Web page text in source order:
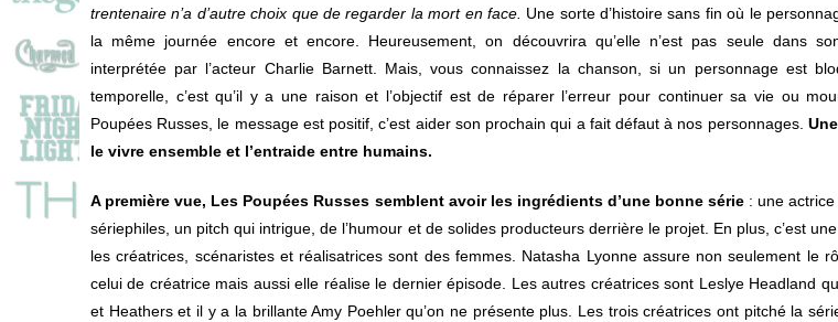
trentenaire n’a d’autre choix que de regarder la mort en face. Une sorte d’histoire sans fin où le
la même journée encore et encore. Heureusement, on découvrira qu’elle n’est pas seule dans
interprétée par l’acteur Charlie Barnett. Mais, vous connaissez la chanson, si un personnage est
temporelle, c’est qu’il y a une raison et l’objectif est de réparer l’erreur pour continuer sa vie ou
Poupées Russes, le message est positif, c’est aider son prochain qui a fait défaut à nos personnages.
le vivre ensemble et l’entraide entre humains.
A première vue, Les Poupées Russes semblent avoir les ingrédients d’une bonne série : une
sériephiles, un pitch qui intrigue, de l’humour et de solides producteurs derrière le projet. En plus, c’est
les créatrices, scénaristes et réalisatrices sont des femmes. Natasha Lyonne assure non seulement le
celui de créatrice mais aussi elle réalise le dernier épisode. Les autres créatrices sont Leslye Headland
et Heathers et il y a la brillante Amy Poehler qu’on ne présente plus. Les trois créatrices ont pitché la